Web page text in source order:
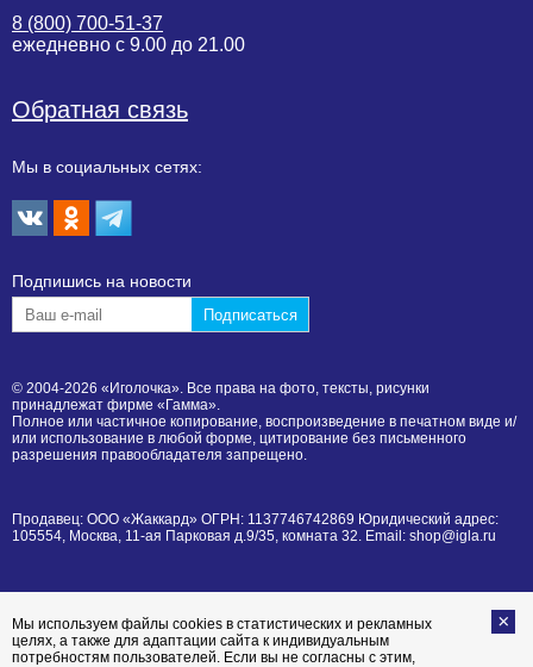
8 (800) 700-51-37
ежедневно с 9.00 до 21.00
Обратная связь
Мы в социальных сетях:
Подпишиcь на новости
© 2004-2026 «Иголочка». Все права на фото, тексты, рисунки
принадлежат фирме «Гамма».
Полное или частичное копирование, воспроизведение в печатном виде и/
или использование в любой форме, цитирование без письменного
разрешения правообладателя запрещено.
Продавец: ООО «Жаккард» ОГРН: 1137746742869 Юридический адрес:
105554, Москва, 11-ая Парковая д.9/35, комната 32. Email: shop@igla.ru
Мы используем файлы cookies в статистических и рекламных
целях, а также для адаптации сайта к индивидуальным
потребностям пользователей. Если вы не согласны с этим,